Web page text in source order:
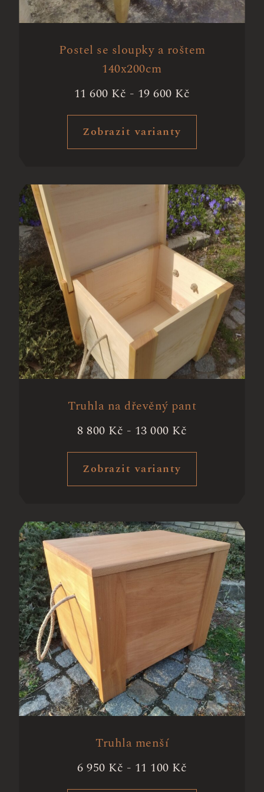
Postel se sloupky a roštem
140x200cm
11 600 Kč - 19 600 Kč
Zobrazit varianty
Truhla na dřevěný pant
8 800 Kč - 13 000 Kč
Zobrazit varianty
Truhla menší
6 950 Kč - 11 100 Kč